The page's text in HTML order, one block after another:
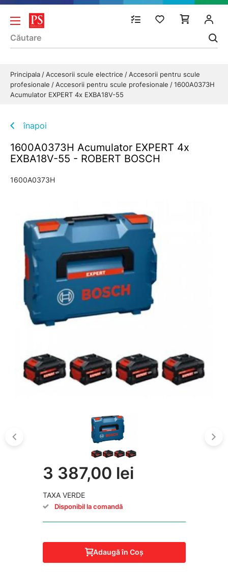
Principala Accesorii scule electrice
Accesorii pentru scule
profesionale
Accesorii pentru scule profesionale
1600A0373H
Acumulator EXPERT 4x EXBA18V-55
înapoi
1600A0373H Acumulator EXPERT 4x
EXBA18V-55 - ROBERT BOSCH
1600A0373H
3 387,00 lei
TAXA VERDE
Disponibil la comandă
Adaugă în Coş